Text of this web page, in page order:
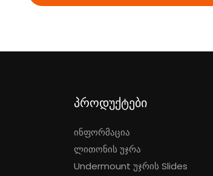
პროდუქტები
Ინფორმაცია
Ლითონის Უჯრა
Undermount Უჯრის Slides